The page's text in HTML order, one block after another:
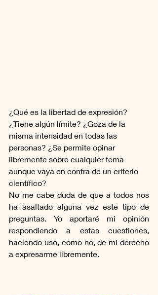
¿Qué es la libertad de expresión?
¿Tiene algún límite? ¿Goza de la
misma intensidad en todas las
personas? ¿Se permite opinar
libremente sobre cualquier tema
aunque vaya en contra de un criterio
científico?
No me cabe duda de que a todos nos
ha asaltado alguna vez este tipo de
preguntas. Yo aportaré mi opinión
respondiendo a estas cuestiones,
haciendo uso, como no, de mi derecho
a expresarme libremente.